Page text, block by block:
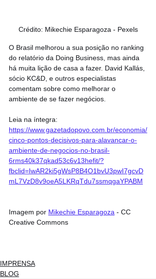
Crédito: Mikechie Esparagoza - Pexels
O Brasil melhorou a sua posição no ranking
do relatório da Doing Business, mas ainda
há muita lição de casa a fazer. David Kallás,
sócio KC&D, e outros especialistas
comentam sobre como melhorar o
ambiente de se fazer negócios.
Leia na íntegra:
https://www.gazetadopovo.com.br/economia/
cinco-pontos-decisivos-para-alavancar-o-
ambiente-de-negocios-no-brasil-
6rms40k37qkad53c6v13hefit/?
fbclid=IwAR2ki5gWsP8B4O1bvU3pwI7gcvD
mL7VzD8v9oeA5LKRqTdu7ssmqgaYPABM
Imagem por Mikechie Esparagoza - CC
Creative Commons
IMPRENSA
BLOG